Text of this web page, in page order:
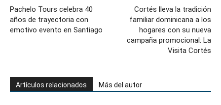
Pachelo Tours celebra 40
años de trayectoria con
emotivo evento en Santiago
Cortés lleva la tradición
familiar dominicana a los
hogares con su nueva
campaña promocional: La
Visita Cortés
Artículos relacionados Más del autor